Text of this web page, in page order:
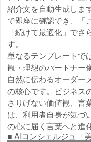
紹介文を自動生成しま
で即座に確認でき、「
「続けて最適化」で
す。
単なるテンプレートで
観・理想のパートナー
自然に伝わるオーダー
の核心です。ビジネス
さりげない価値観、言
は、利用者自身が気づ
の心に届く言葉へと進
■ AIコンシェルジュ「